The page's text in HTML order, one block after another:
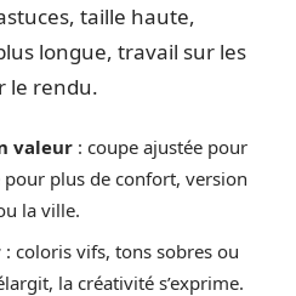
taille haute,
longue, travail sur les
le rendu.
valeur : coupe ajustée pour
plus de confort, version
la ville.
: coloris vifs, tons sobres ou
la créativité s’exprime.